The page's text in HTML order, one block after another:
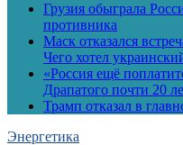
Грузия обыграла
противника
Маск отказался
Чего хотел
«Россия ещё
Драпатого почти 20
Трамп отказал в
Энергетика